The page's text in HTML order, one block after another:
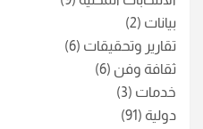
بيانات (2)
تقارير وتحقيقات (6)
ثقافة وفن (6)
خدمات (3)
دولية (91)